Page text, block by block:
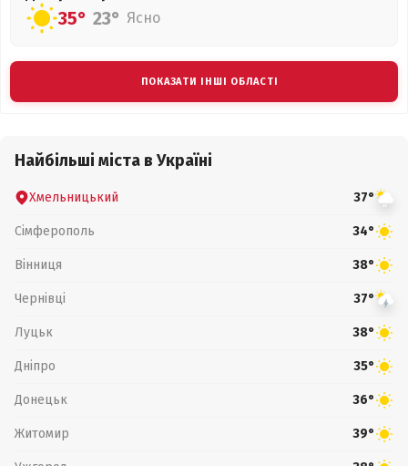
35° 23° Ясно
ПОКАЗАТИ ІНШІ ОБЛАСТІ
Найбільші міста в Україні
Хмельницький 37°
Сімферополь 34°
Вінниця 38°
Чернівці 37°
Луцьк 38°
Дніпро 35°
Донецьк 36°
Житомир 39°